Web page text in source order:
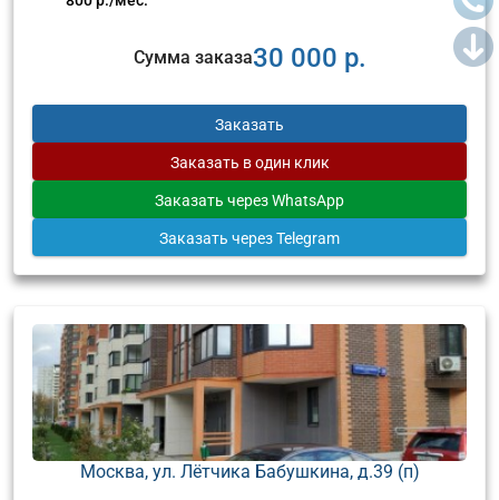
Сумма заказа30 000 р.
Заказать
Заказать в один клик
Заказать через WhatsApp
Заказать через Telegram
Москва, ул. Лётчика Бабушкина, д.39 (п)